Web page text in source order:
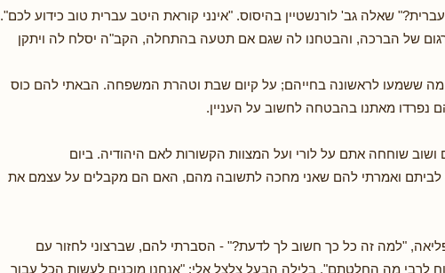
שאלה גב' לורנשטיין בהיסוס. "אינני קוראת היטב עברית טוב כידוע לכם".
של הברכה, והבטחנו לה שגם אם תטעה בהתחלה, הקב"ה יסלח לה ויתקן
מה ששמעו לראשונה בחייהם; על קיום שבת וטהרת המשפחה. הבאתי להם כוס
נפרדו מאתנו בהבטחה לחשוב על העניין.
שוחחה אתם על לורי ועל המצוות הקשורות לאם היהודיה. ביום
לביתם ואמרתי להם שאני מחכה לתשובה מהם, האם הם מקבלים על עצמם את
"למה זה כל כך חשוב לך לדעת?" - הסברתי להם, שברצוני לחזור עם
לרבי מה החלטתם". בלילה הבעל צלצל אלי: "אנחנו מוכנים לעשות הכל עבור